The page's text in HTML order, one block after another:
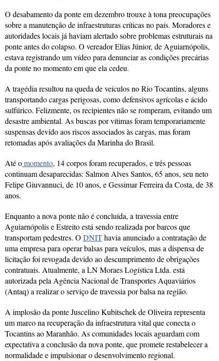
O desabamento da ponte em dezembro trouxe à tona preocupações
sobre a manutenção de infraestruturas críticas no país. Moradores e
autoridades locais já haviam alertado sobre problemas estruturais na
ponte antes do colapso. O vereador Elias Júnior, de Aguiarnópolis,
estava registrando um vídeo para denunciar as condições precárias
da ponte no momento em que ela cedeu.
A tragédia resultou na queda de veículos no Rio Tocantins, alguns
transportando cargas perigosas, como defensivos agrícolas e ácido
sulfúrico. Felizmente, os recipientes não se romperam, evitando um
desastre ambiental. As buscas por vítimas foram temporariamente
suspensas devido aos riscos associados às cargas, mas foram
retomadas após avaliações da Marinha do Brasil.
Até omomento, 14 corpos foram recuperados, e três pessoas
continuam desaparecidas: Salmon Alves Santos, 65 anos, seu neto
Felipe Giuvannuci, de 10 anos, e Gessimar Ferreira da Costa, de 38
anos.
Enquanto a nova ponte não é concluída, a travessia entre
Aguiarnópolis e Estreito está sendo realizada por barcos que
transportam pedestres. O DNIThavia anunciado a contratação de
uma empresa para operar balsas para veículos, mas a dispensa de
licitação foi revogada devido ao descumprimento de obrigações
contratuais. Atualmente, a LN Moraes Logística Ltda. está
autorizada pela Agência Nacional de Transportes Aquaviários
(Antaq) a realizar o serviço de travessia por balsa na região.
A implosão da ponte Juscelino Kubitschek de Oliveira representa
um marco na recuperação da infraestrutura vital que conecta o
Tocantins ao Maranhão. As comunidades locais aguardam com
expectativa a conclusão da nova ponte, que promete restabelecer a
normalidade e impulsionar o desenvolvimento regional.